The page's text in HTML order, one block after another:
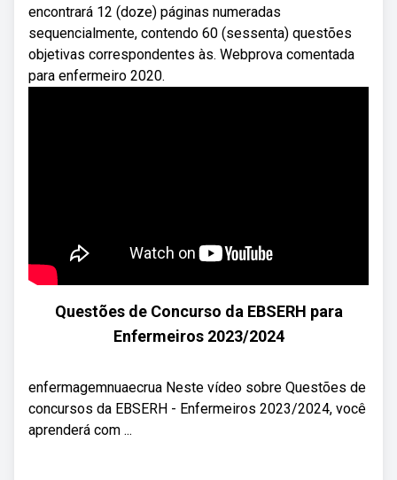
encontrará 12 (doze) páginas numeradas
sequencialmente, contendo 60 (sessenta) questões
objetivas correspondentes às. Webprova comentada
para enfermeiro 2020.
Questões de Concurso da EBSERH para
Enfermeiros 2023/2024
enfermagemnuaecrua Neste vídeo sobre Questões de
concursos da EBSERH - Enfermeiros 2023/2024, você
aprenderá com ...